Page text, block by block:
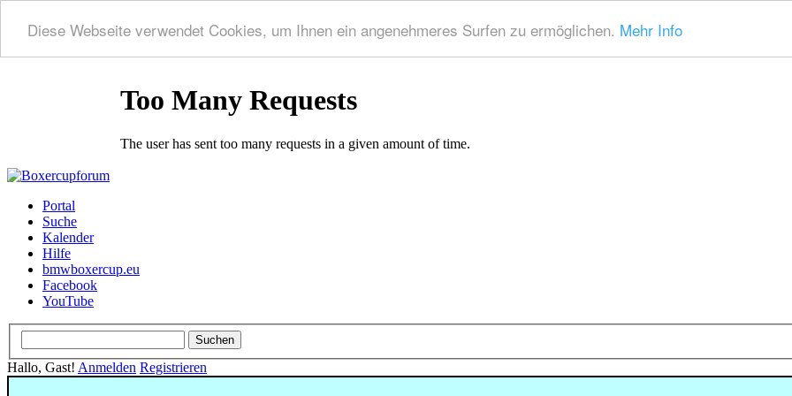
Diese Webseite verwendet Cookies, um Ihnen ein angenehmeres Surfen zu ermöglichen. Mehr Info
Portal
Suche
Kalender
Hilfe
bmwboxercup.eu
Facebook
YouTube
Hallo, Gast! Anmelden Registrieren